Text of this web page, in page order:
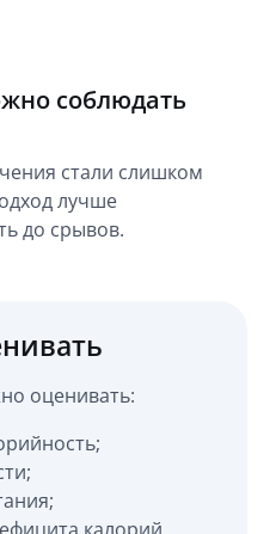
соблюдать
стали слишком
лучше
до срывов.
оценивать: